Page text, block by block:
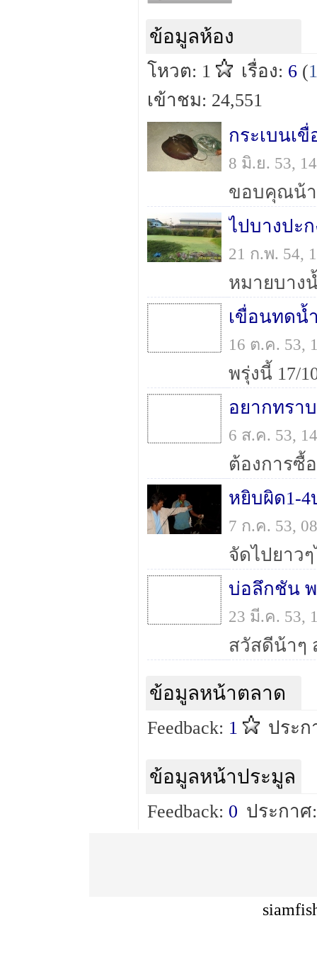
ข้อมูลห้อง
โหวต: 1 เรื่อง: 6 (
เข้าชม: 24,551
กระเบนเ
8 มิ.ย. 53,
ไปบางปะ
21 ก.พ. 54,
หมายบาง
เขื่อนทดน้
16 ต.ค. 53,
อยากทรา
6 ส.ค. 53,
หยิบผิด1-4
7 ก.ค. 53,
จัดไปยาว
23 มี.ค. 53,
ข้อมูลหน้าตลาด
Feedback: 1 ประก
ข้อมูลหน้าประมูล
Feedback: 0 ประกาศ